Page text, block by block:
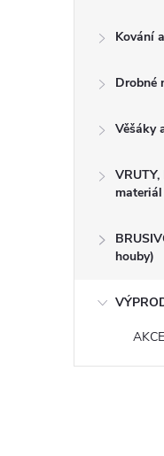
Kování
Drobné
Věšáky
materiál
houby)
CEIBA 25 x